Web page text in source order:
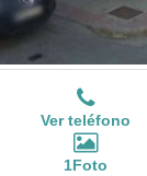
Ver teléfono
1Foto